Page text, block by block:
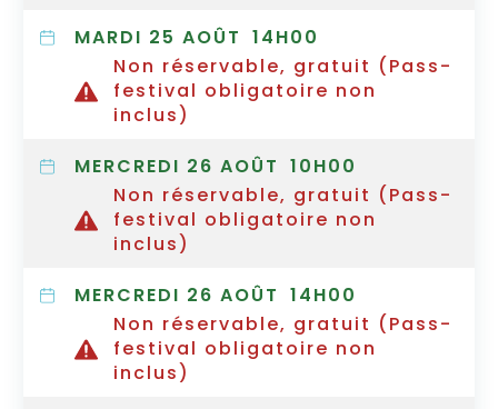
MARDI 25 AOÛT 14H00
Non réservable, gratuit (Pass-
festival obligatoire non
inclus)
MERCREDI 26 AOÛT 10H00
Non réservable, gratuit (Pass-
festival obligatoire non
inclus)
MERCREDI 26 AOÛT 14H00
Non réservable, gratuit (Pass-
festival obligatoire non
inclus)